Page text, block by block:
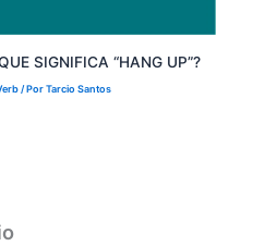
SIGNIFICA “HANG UP”?
/ PorTarcio Santos